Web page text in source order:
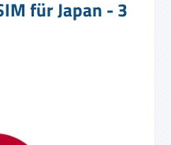
für Japan - 3